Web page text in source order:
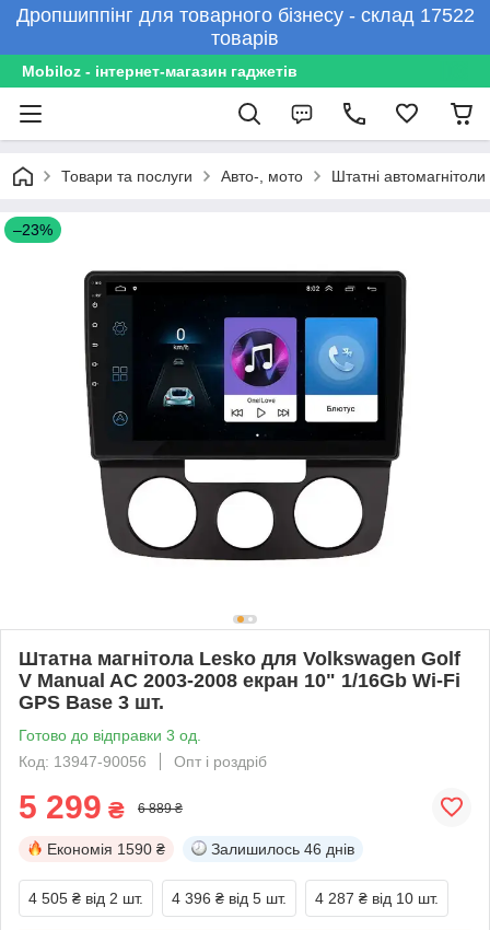
Дропшиппінг для товарного бізнесу - склад 17522
товарів
Mobiloz - інтернет-магазин гаджетів
Товари та послуги Авто-, мото Штатні автомагнітоли
–23%
Штатна магнітола Lesko для Volkswagen Golf
V Manual AC 2003-2008 екран 10" 1/16Gb Wi-Fi
GPS Base 3 шт.
Готово до відправки 3 од.
Код: 13947-90056
Опт і роздріб
5 299 ₴ 6 889 ₴
Економія 1590 ₴ Залишилось 46 днів
4 505 ₴ від 2 шт. 4 396 ₴ від 5 шт. 4 287 ₴ від 10 шт.